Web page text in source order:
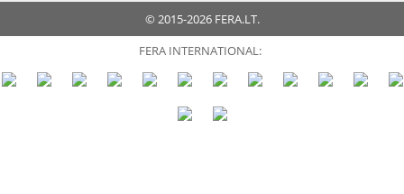
© 2015-2026 FERA.LT.
FERA INTERNATIONAL: